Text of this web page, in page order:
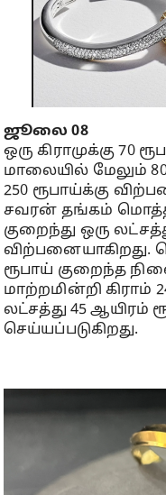
ஜூலை 08
ஒரு கிராமுக்கு 70
மாலையில் மேலும் 80
250 ரூபாய்க்கு
சவரன் தங்கம்
குறைந்து ஒரு
விற்பனையாகிறது.
ரூபாய் குறைந்த
மாற்றமின்றி கிராம்
லட்சத்து 45 ஆயிரம்
செய்யப்படுகிறது.